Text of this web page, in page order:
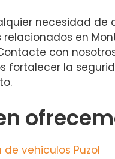
necesidad de
relacionados en
con
fortalecer la
de vehiculos Puzol